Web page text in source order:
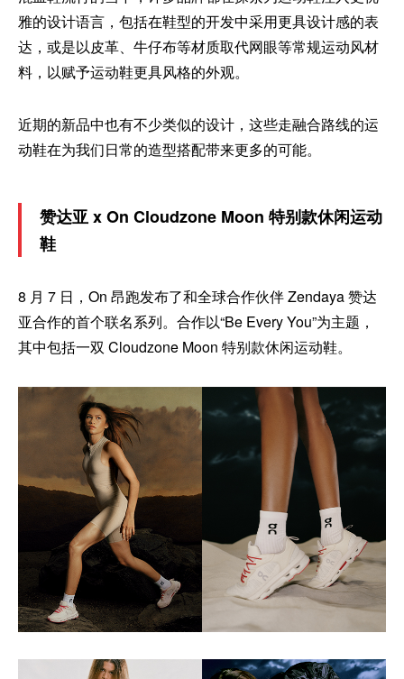
雅的设计语言，包括在鞋型的开发中采用更具设计感的表
达，或是以皮革、牛仔布等材质取代网眼等常规运动风材
料，以赋予运动鞋更具风格的外观。
近期的新品中也有不少类似的设计，这些走融合路线的运
动鞋在为我们日常的造型搭配带来更多的可能。
赞达亚 x On Cloudzone Moon 特别款休闲运动
鞋
8 月 7 日，On 昂跑发布了和全球合作伙伴 Zendaya 赞达
亚合作的首个联名系列。合作以“Be Every You”为主题，
其中包括一双 Cloudzone Moon 特别款休闲运动鞋。